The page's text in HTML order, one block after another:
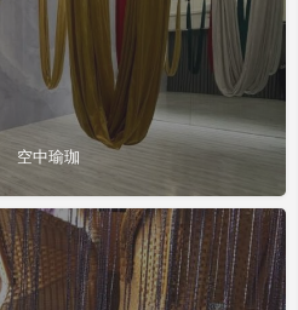
空中瑜珈